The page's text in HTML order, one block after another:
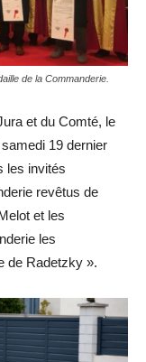
de la Commanderie.
et du Comté, le
19 dernier
les invités
revêtus de
et les
les
de Radetzky ».